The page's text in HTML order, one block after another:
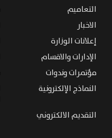
التعاميم
الاخبار
إعلانات الوزارة
الإدارات والاقسام
مؤتمرات وندوات
النماذج الإلكترونية
التقديم الالكتروني